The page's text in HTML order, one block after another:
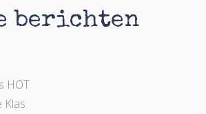
berichten
HOT
Klas